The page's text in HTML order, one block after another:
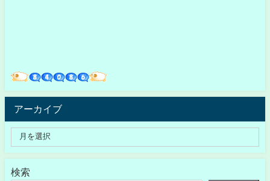
アーカイブ
検索